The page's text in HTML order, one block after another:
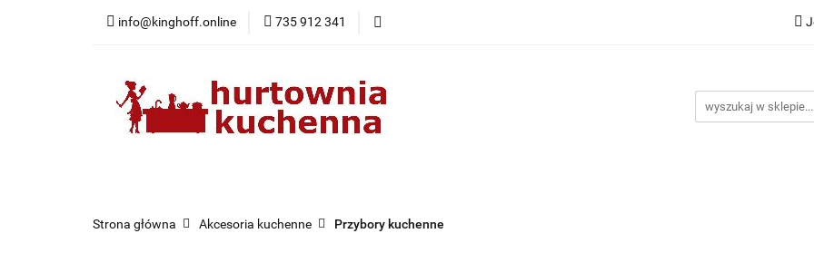
info@kinghoff.online 735 912 341
Kategorie
Strona główna Akcesoria kuchenne Przybory kuchenne